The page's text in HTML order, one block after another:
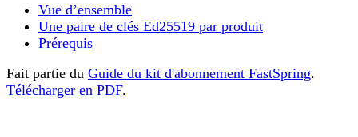
Vue d’ensemble
Une paire de clés Ed25519 par produit
Prérequis
Fait partie du Guide du kit d'abonnement FastSpring.
Télécharger en PDF.